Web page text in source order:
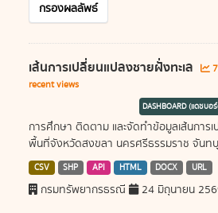
กรองผลลัพธ์
เส้นการเปลี่ยนแปลงชายฝั่งทะเล
recent views
DASHBOARD (แดชบอ
การศึกษา ติดตาม และจัดทำข้อมูลเส้นการเ
พื้นที่จังหวัดสงขลา นครศรีธรรมราช จันทบุ
CSV SHP API HTML DOCX URL
กรมทรัพยากรธรณี 24 มิถุนายน